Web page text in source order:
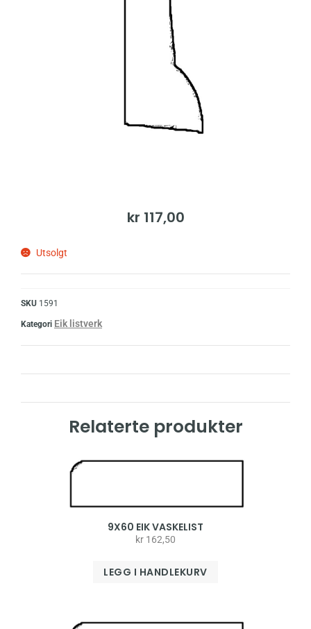
kr 117,00
Utsolgt
SKU 1591
Kategori Eik listverk
Relaterte produkter
9X60 EIK VASKELIST
kr 162,50
LEGG I HANDLEKURV